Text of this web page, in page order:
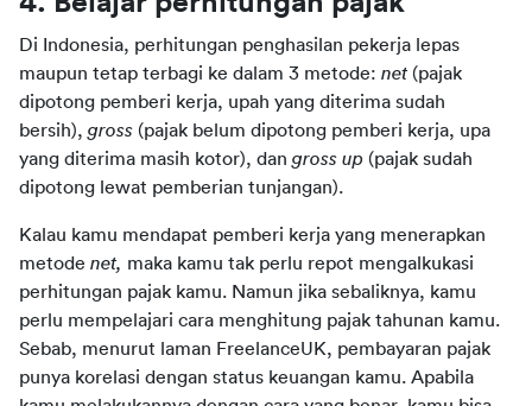
Di Indonesia, perhitungan penghasilan pekerja lepas
maupun tetap terbagi ke dalam 3 metode: net (pajak
dipotong pemberi kerja, upah yang diterima sudah
bersih), gross (pajak belum dipotong pemberi kerja, upa
yang diterima masih kotor), dan gross up (pajak sudah
dipotong lewat pemberian tunjangan).
Kalau kamu mendapat pemberi kerja yang menerapkan
metode net, maka kamu tak perlu repot mengalkukasi
perhitungan pajak kamu. Namun jika sebaliknya, kamu
perlu mempelajari cara menghitung pajak tahunan kamu.
Sebab, menurut laman FreelanceUK, pembayaran pajak
punya korelasi dengan status keuangan kamu. Apabila